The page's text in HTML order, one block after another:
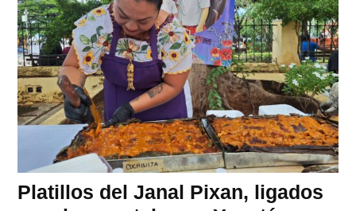
Platillos del Janal Pixan, ligados